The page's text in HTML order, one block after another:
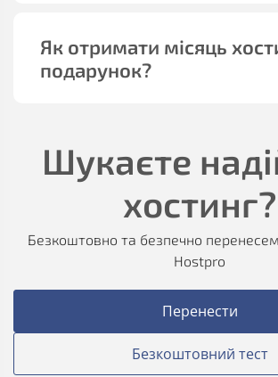
Як отримати місяць
подарунок?
Шукаєте
хостинг?
Безкоштовно та безпечно
Hostpro
Перенести
Безкоштовний тест